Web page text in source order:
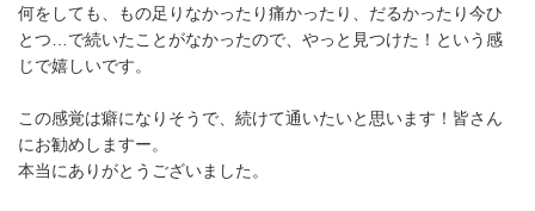
何をしても、もの足りなかったり痛かったり、だるかったり今ひ
とつ…で続いたことがなかったので、やっと見つけた！という感
じで嬉しいです。
この感覚は癖になりそうで、続けて通いたいと思います！皆さん
にお勧めしますー。
本当にありがとうございました。